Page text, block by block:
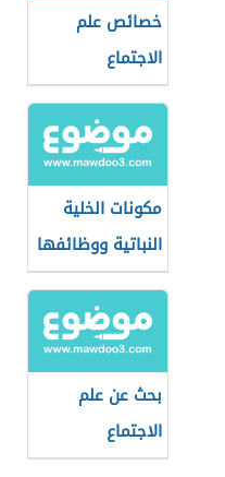
خصائص علم
الاجتماع
مكونات الخلية
النباتية ووظائفها
بحث عن علم
الاجتماع